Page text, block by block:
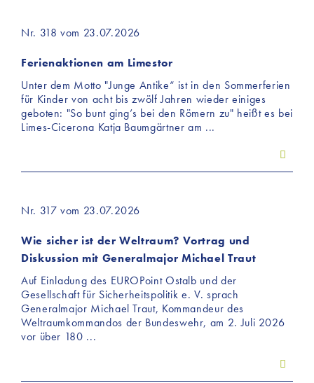
Nr. 318 vom 23.07.2026
Ferienaktionen am Limestor
Unter dem Motto "Junge Antike“ ist in den Sommerferien
für Kinder von acht bis zwölf Jahren wieder einiges
geboten: "So bunt ging’s bei den Römern zu" heißt es bei
Limes-Cicerona Katja Baumgärtner am ...
Nr. 317 vom 23.07.2026
Wie sicher ist der Weltraum? Vortrag und
Diskussion mit Generalmajor Michael Traut
Auf Einladung des EUROPoint Ostalb und der
Gesellschaft für Sicherheitspolitik e. V. sprach
Generalmajor Michael Traut, Kommandeur des
Weltraumkommandos der Bundeswehr, am 2. Juli 2026
vor über 180 ...